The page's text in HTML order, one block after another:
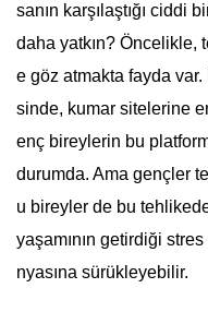
sanın karşılaştığı ciddi
daha yatkın?
e göz atmakta fayda
sinde, kumar sitelerine
enç bireylerin bu
durumda. Ama gençler
u bireyler de bu
yaşamının getirdiği
nyasına sürükleyebilir.